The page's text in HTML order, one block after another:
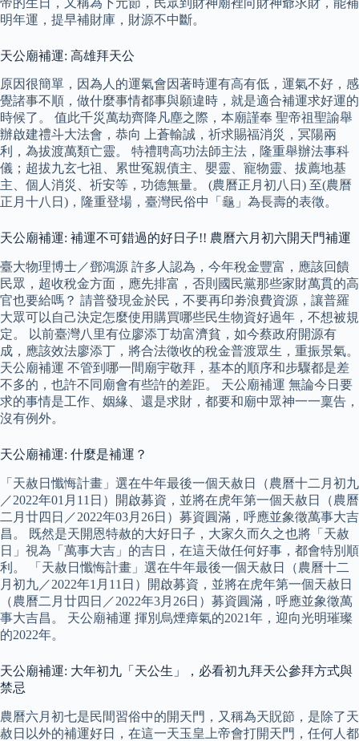
明年運，提早補財庫，財源不中斷。
天公廟補運: 高雄拜天公
原因很簡單，因為人的運氣會因著時運有高有低，運氣不好，感
覺諸事不順，做什麼事情都事與願違時，就是適合補運求好運的
時候了。 值此千災萬劫齊降凡塵之際，本廟謹奉 聖帝祖聖諭舉
辦啟建禮斗大法會，恭向 上蒼輸誠，祈求賜福消災，冥陽兩
利，為拔渡萬類亡靈。 特禮聘高功法師主法，隆重舉辦法事科
儀；超拔九玄七祖、累世冤親債主、嬰靈、寵物靈、拔薦地基
主、個人消災、祈安等，功德無量。 (農曆正月初八日) 至(農曆
正月十八日)，隆重登場，臺灣民俗中「龜」為長壽的表徵。
天公廟補運: 補運不可錯過的好日子!! 農曆六月初六開天門補運
臺大物理博士／鄧鴻源 許多人認為，今年稅金豐富，應該回饋
民眾，超收稅金方面，應先排富，否則國民黨那些家財萬貫的高
官也要給嗎？ 請普發現金於民，不要再印劵浪費資源，讓普羅
大眾可以自己決定怎麼使用購買哪些民生物資好過年，不想被規
定。 以前臺灣八里有位廖添丁劫富濟貧，如今蔡政府開源有
成，應該效法廖添丁，將合法徵收的稅金普渡眾生，重振景氣。
天公廟補運 不管到哪一間廟宇敬拜，基本的順序和步驟都是差
不多的，也許不同廟會有些許的差距。 天公廟補運 無論今日要
求的事情是工作、姻緣、還是求財，都要和廟中眾神一一稟告，
沒有例外。
天公廟補運: 什麼是補運？
「天赦日懺悔計畫」選在牛年最後一個天赦日（農曆十二月初九
／2022年01月11日）開啟募資，並將在虎年第一個天赦日（農曆
二月廿四日／2022年03月26日）募資圓滿，呼應並象徵萬事大吉
昌。 既然是天開恩特赦的大好日子，大家久而久之也將「天赦
日」視為「萬事大吉」的吉日，在這天做任何好事，都會特別順
利。 「天赦日懺悔計畫」選在牛年最後一個天赦日（農曆十二
月初九／2022年1月11日）開啟募資，並將在虎年第一個天赦日
（農曆二月廿四日／2022年3月26日）募資圓滿，呼應並象徵萬
事大吉昌。 天公廟補運 揮別烏煙瘴氣的2021年，迎向光明璀璨
的2022年。
天公廟補運: 大年初九「天公生」，必看初九拜天公參拜方式與
禁忌
農曆六月初七是民間習俗中的開天門，又稱為天貺節，是除了天
赦日以外的補運好日，在這一天玉皇上帝會打開天門，任何人都